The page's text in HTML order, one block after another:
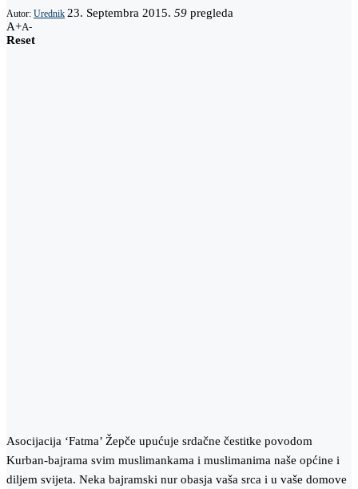
Autor: Urednik 23. Septembra 2015. 59 pregleda
A+A-
Reset
Asocijacija ‘Fatma’ Žepče upućuje srdačne čestitke povodom
Kurban-bajrama svim muslimankama i muslimanima naše općine i
diljem svijeta. Neka bajramski nur obasja vaša srca i u vaše domove